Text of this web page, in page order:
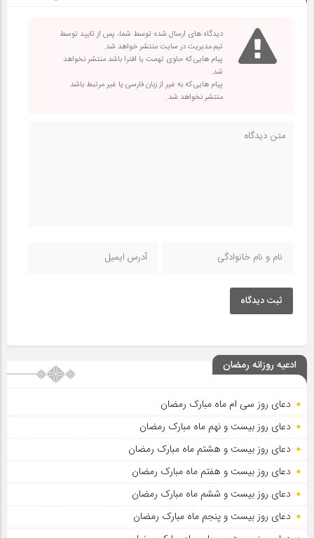
دیدگاه های ارسال شده توسط شما، پس از تایید توسط
تیم مدیریت در سایت منتشر خواهد شد.
پیام هایی که حاوی تهمت یا افترا باشد منتشر نخواهد
شد.
پیام هایی که به غیر از زبان فارسی یا غیر مرتبط باشد
منتشر نخواهد شد.
ثبت دیدگاه
ادعیه روزانه رمضان
دعای روز سی ام ماه مبارک رمضان
دعای روز بیست و نهم ماه مبارک رمضان
دعای روز بیست و هشتم ماه مبارک رمضان
دعای روز بیست و هفتم ماه مبارک رمضان
دعای روز بیست و ششم ماه مبارک رمضان
دعای روز بیست و پنجم ماه مبارک رمضان